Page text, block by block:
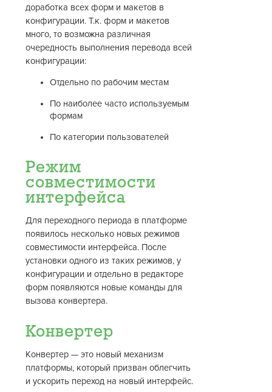
доработка всех форм и макетов в
конфигурации. Т.к. форм и макетов
много, то возможна различная
очередность выполнения перевода всей
конфигурации:
Отдельно по рабочим местам
По наиболее часто используемым
формам
По категории пользователей
Режим
совместимости
интерфейса
Для переходного периода в платформе
появилось несколько новых режимов
совместимости интерфейса. После
установки одного из таких режимов, у
конфигурации и отдельно в редакторе
форм появляются новые команды для
вызова конвертера.
Конвертер
Конвертер — это новый механизм
платформы, который призван облегчить
и ускорить переход на новый интерфейс.